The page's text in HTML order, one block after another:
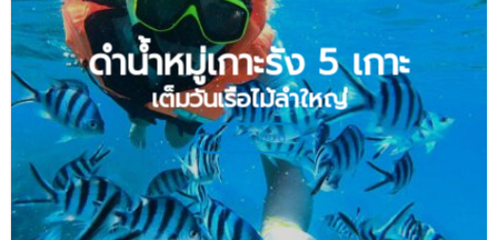
ดำน้ำหมู่เกาะรัง 5 เกาะ
เต็มวันเรือไม้ลำใหญ่
ดูรายละเอียด